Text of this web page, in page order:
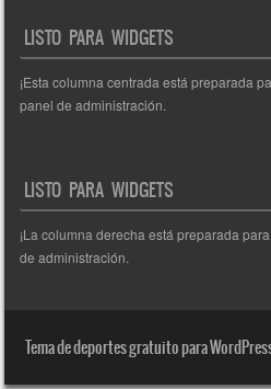
LISTO PARA WIDGETS
¡Esta columna centrada está preparada
panel de administración.
LISTO PARA WIDGETS
¡La columna derecha está preparada
de administración.
Tema de deportes gratuito para